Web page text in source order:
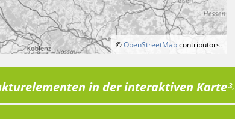
©OpenStreetMapcontributors.
in der interaktiven Karte